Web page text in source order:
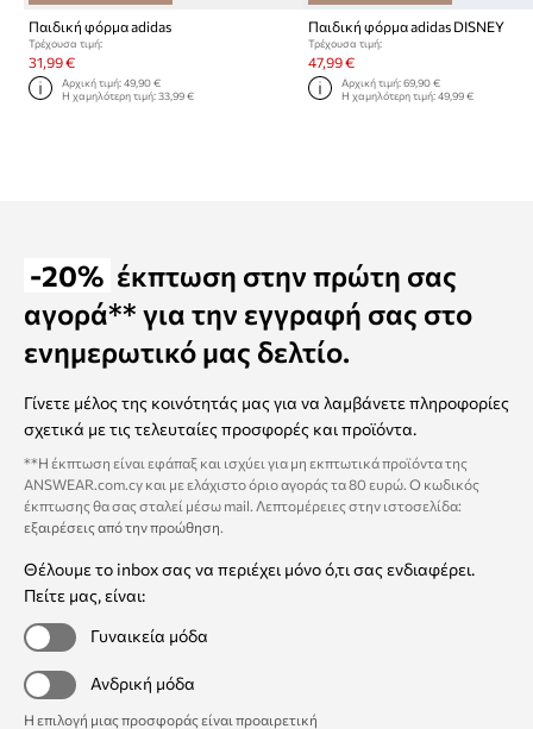
Παιδική φόρμα adidas
Τρέχουσα τιμή:
31,99 €
Αρχική τιμή:49,90 €
Η χαμηλότερη τιμή:33,99 €
Παιδική φόρμα adidas DISNEY
Τρέχουσα τιμή:
47,99 €
Αρχική τιμή: 69,90 €
Η χαμηλότερη τιμή: 49,99 €
-20% έκπτωση στην πρώτη σας
αγορά** για την εγγραφή σας στο
ενημερωτικό μας δελτίο.
Γίνετε μέλος της κοινότητάς μας για να λαμβάνετε πληροφορίες
σχετικά με τις τελευταίες προσφορές και προϊόντα.
**Η έκπτωση είναι εφάπαξ και ισχύει για μη εκπτωτικά προϊόντα της
ANSWEAR.com.cy και με ελάχιστο όριο αγοράς τα 80 ευρώ. Ο κωδικός
έκπτωσης θα σας σταλεί μέσω mail. Λεπτομέρειες στην ιστοσελίδα:
εξαιρέσεις από την προώθηση.
Θέλουμε το inbox σας να περιέχει μόνο ό,τι σας ενδιαφέρει.
Πείτε μας, είναι:
Γυναικεία μόδα
Ανδρική μόδα
Η επιλογή μιας προσφοράς είναι προαιρετική